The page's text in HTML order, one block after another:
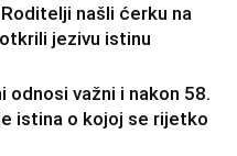
našli ćerku na
jezivu istinu
odnosi važni i nakon 58.
istina o kojoj se rijetko